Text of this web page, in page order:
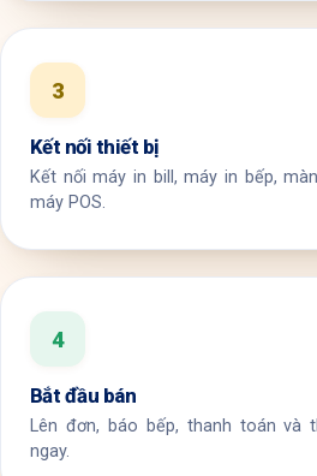
3
Kết nối thiết bị
Kết nối máy in bill, máy in bếp,
máy POS.
4
Bắt đầu bán
Lên đơn, báo bếp, thanh toán và
ngay.